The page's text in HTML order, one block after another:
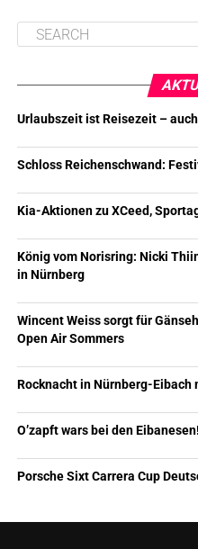
Urlaubszeit ist Reisezeit –
Schloss Reichenschwand:
Kia-Aktionen zu XCeed,
König vom Norisring: Nicki
in Nürnberg
Wincent Weiss sorgt für
Open Air Sommers
Rocknacht in Nürnberg-Eibach
O’zapft wars bei den Eibanesen!
Porsche Sixt Carrera Cup